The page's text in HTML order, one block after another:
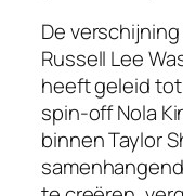
De verschijning
Russell Lee
heeft geleid
spin-off Nola
binnen Taylor